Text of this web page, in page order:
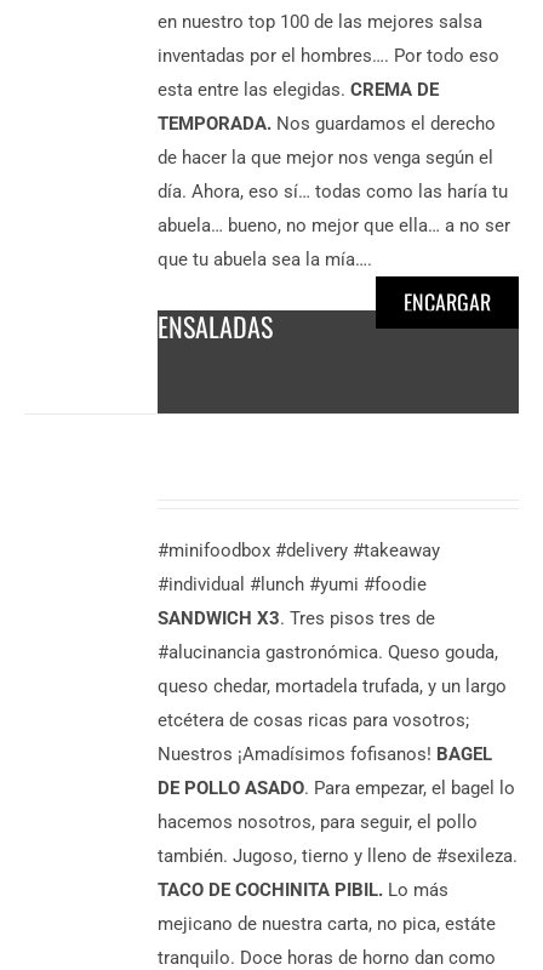
ENSALADAS
en nuestro top 100 de las mejores salsa
inventadas por el hombres…. Por todo eso
esta entre las elegidas.CREMA DE
TEMPORADA. Nos guardamos el derecho
de hacer la que mejor nos venga según el
día. Ahora, eso sí… todas como las haría tu
abuela… bueno, no mejor que ella… a no ser
que tu abuela sea la mía….
ENCARGAR
#minifoodbox #delivery #takeaway
#individual #lunch #yumi #foodie
SANDWICH X3. Tres pisos tres de
#alucinancia gastronómica. Queso gouda,
queso chedar, mortadela trufada, y un largo
etcétera de cosas ricas para vosotros;
Nuestros ¡Amadísimos fofisanos! BAGEL
DE POLLO ASADO. Para empezar, el bagel lo
hacemos nosotros, para seguir, el pollo
también. Jugoso, tierno y lleno de #sexileza.
TACO DE COCHINITA PIBIL. Lo más
mejicano de nuestra carta, no pica, estáte
tranquilo. Doce horas de horno dan como